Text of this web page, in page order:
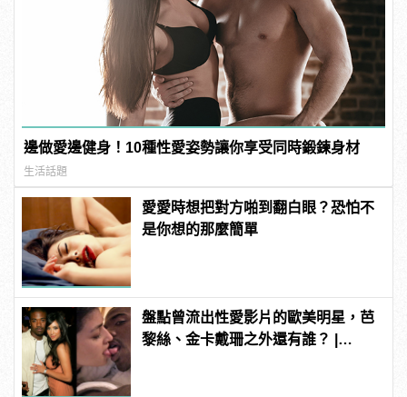
邊做愛邊健身！10種性愛姿勢讓你享受同時鍛鍊身材
生活話題
愛愛時想把對方啪到翻白眼？恐怕不
是你想的那麼簡單
盤點曾流出性愛影片的歐美明星，芭
黎絲、金卡戴珊之外還有誰？ |